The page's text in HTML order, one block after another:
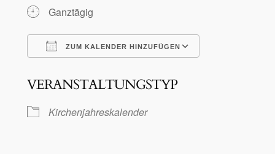
Ganztägig
ZUM KALENDER HINZUFÜGEN
VERANSTALTUNGSTYP
Kirchenjahreskalender